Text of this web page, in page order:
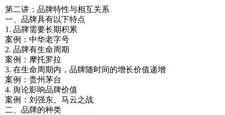
第二讲：品牌特性与相互关系
一、品牌具有以下特点
1. 品牌需要长期积累
案例：中华老字号
2. 品牌有生命周期
案例：摩托罗拉
3. 在生命周期内，品牌随时间的增长价值递增
案例：贵州茅台
4. 舆论影响品牌价值
案例：刘强东、马云之战
二、品牌的种类